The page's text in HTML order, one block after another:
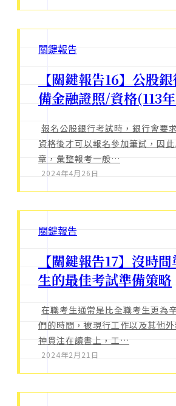
關鍵報告
【關鍵報告16】公股
備金融證照/資格(113
報名公股銀行考試時，銀行會要
資格後才可以報名參加筆試，因
章，彙整報考一般…
2024年4月26日
關鍵報告
【關鍵報告17】沒時
生的最佳考試準備策略
在職考生通常是比全職考生更為
們的時間，被現行工作以及其他
神貫注在讀書上，工…
2024年2月21日